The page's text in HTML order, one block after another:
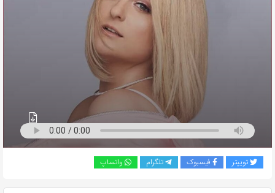
توییتر فیسبوک تلگرام واتساپ